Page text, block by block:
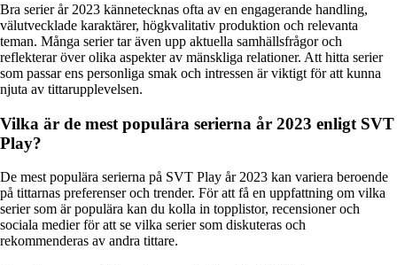
Bra serier år 2023 kännetecknas ofta av en engagerande handling,
välutvecklade karaktärer, högkvalitativ produktion och relevanta
teman. Många serier tar även upp aktuella samhällsfrågor och
reflekterar över olika aspekter av mänskliga relationer. Att hitta serier
som passar ens personliga smak och intressen är viktigt för att kunna
njuta av tittarupplevelsen.
Vilka är de mest populära serierna år 2023 enligt SVT
Play?
De mest populära serierna på SVT Play år 2023 kan variera beroende
på tittarnas preferenser och trender. För att få en uppfattning om vilka
serier som är populära kan du kolla in topplistor, recensioner och
sociala medier för att se vilka serier som diskuteras och
rekommenderas av andra tittare.